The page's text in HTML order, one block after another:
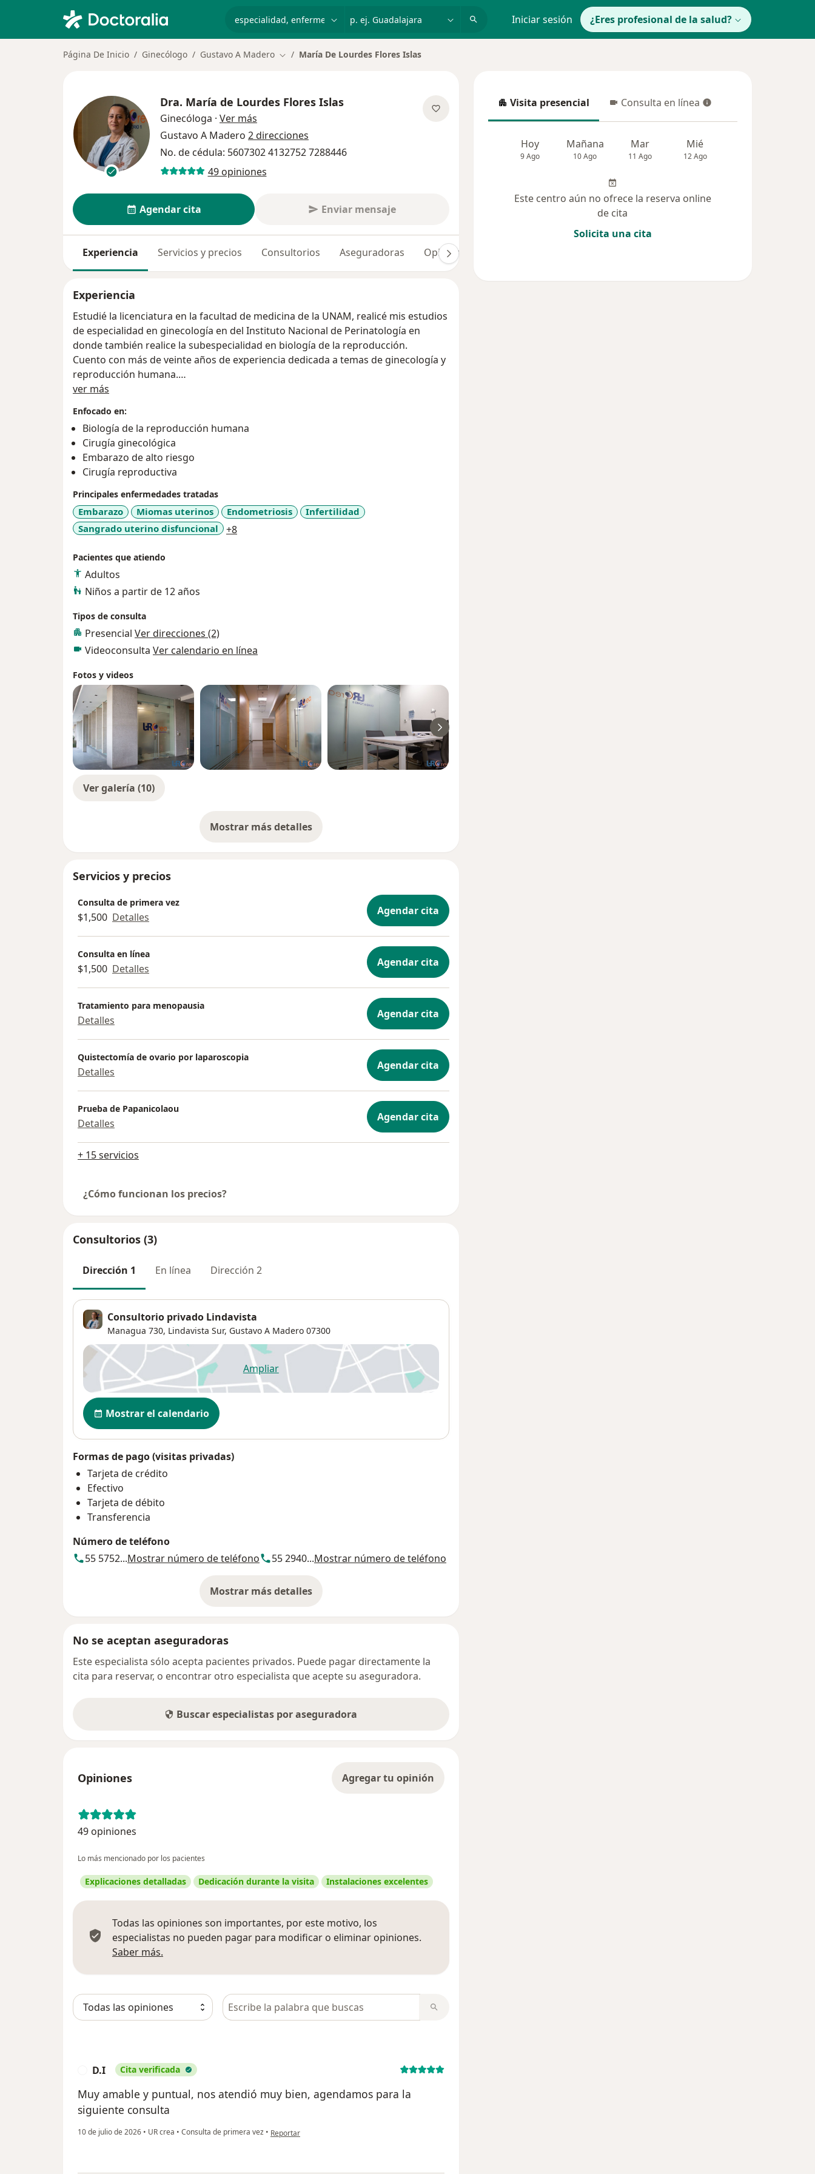
Iniciar sesión ¿Eres profesional de la salud?
Página De Inicio Ginecólogo Gustavo A Madero Cambiar de ciudad
María De Lourdes Flores Islas
Dra. María de Lourdes Flores Islas
Ginecóloga · Ver más
Gustavo A Madero 2 direcciones
No. de cédula: 5607302 4132752 7288446
49 opiniones
Agendar cita Enviar mensaje
Experiencia Servicios y precios Consultorios Aseguradoras Opiniones (49)
Experiencia
Estudié la licenciatura en la facultad de medicina de la UNAM, realicé mis estudios
de especialidad en ginecología en del Instituto Nacional de Perinatología en
donde también realice la subespecialidad en biología de la reproducción.
Cuento con más de veinte años de experiencia dedicada a temas de ginecología y
reproducción humana.
He ayudado a muchas parejas a lograr el sueño de ser padres y he ayudado a
Gestión Sanitaria obtenida con mención honorífica, y mi ultima actualización en
temas de reproducción la realice en 2023 en España en el grupo UR.
Soy miembro activo en el Colegio Mexicano de Especialistas en Ginecología y
Obstetricia.
He colaborado en más de 2,000 fecundaciones In Vitro y más de 1,500 cirugías
reproductivas de manera exitosa.
Miembro activo de la Sociedad Europea de la Reproducción Humana.
ver más
Enfocado en:
Biología de la reproducción humana
Cirugía ginecológica
Embarazo de alto riesgo
Cirugía reproductiva
Principales enfermedades tratadas
Embarazo Miomas uterinos Endometriosis
Infertilidad
Sangrado uterino disfuncional
+8a11y_sr_more_diseases
Pacientes que atiendo
Adultos
Niños a partir de 12 años
Tipos de consulta
Presencial Ver direcciones (2)
Videoconsulta Ver calendario en línea
Fotos y videos
Ver galería (10)
Mostrar más detalles
sobre la experiencia
Servicios y precios
Consulta de primera vez
$1,500 Detalles Agendar cita
Consulta en línea
$1,500 Detalles Agendar cita
Tratamiento para menopausia
Detalles Agendar cita
Quistectomía de ovario por laparoscopia
Detalles Agendar cita
Prueba de Papanicolaou
Detalles Agendar cita
+ 15 servicios
¿Cómo funcionan los precios?
Consultorios (3)
Dirección 1 En línea Dirección 2
Consultorio privado Lindavista
Managua 730, Lindavista Sur, Gustavo A Madero 07300
Ampliarse abre en una nueva pestaña
Disponibilidad
Mostrar el calendario
Formas de pago (visitas privadas)
Tarjeta de crédito
Efectivo
Tarjeta de débito
Transferencia
Número de teléfono
55 5752...Mostrar número de teléfono 55 2940...Mostrar número de teléfono
Mostrar más detalles
sobre la dirección
No se aceptan aseguradoras
Este especialista sólo acepta pacientes privados. Puede pagar directamente la
cita para reservar, o encontrar otro especialista que acepte su aseguradora.
Buscar especialistas por aseguradora
Opiniones Agregar tu opinión
49 opiniones
Lo más mencionado por los pacientes
Explicaciones detalladas Dedicación durante la visita Instalaciones excelentes
Todas las opiniones son importantes, por este motivo, los
especialistas no pueden pagar para modificar o eliminar opiniones.
Saber más.
Busca en opiniones
D.I Cita verificada
Muy amable y puntual, nos atendió muy bien, agendamos para la
siguiente consulta
10 de julio de 2026 • UR crea • Consulta de primera vez • en opinión del usuario D.I
Reportar
Visita presencial
Visita presencial Consulta en línea
Consulta en línea
Hoy
9 Ago
Mañana
10 Ago
Mar
11 Ago
Mié
12 Ago
Este centro aún no ofrece la reserva online
de cita
Solicita una cita